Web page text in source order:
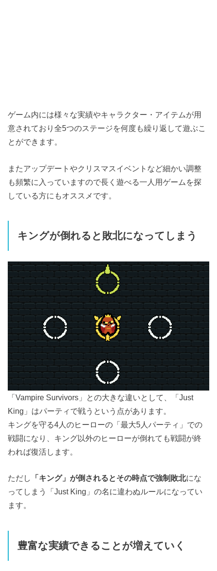
ゲーム内には様々な実績やキャラクター・アイテムが用
意されており全5つのステージを何度も繰り返して遊ぶこ
とができます。
またアップデートやクリスマスイベントなど細かい調整
も頻繁に入っていますので長く遊べる一人用ゲームを探
している方にもオススメです。
キングが倒れると敗北になってしまう
「Vampire Survivors」との大きな違いとして、「Just
King」はパーティで戦うという点があります。
キングを守る4人のヒーローの「最大5人パーティ」での
戦闘になり、キング以外のヒーローが倒れても戦闘が終
われば復活します。
ただし 「キング」が倒されるとその時点で強制敗北にな
ってしまう「Just King」の名に違わぬルールになってい
ます。
豊富な実績できることが増えていく